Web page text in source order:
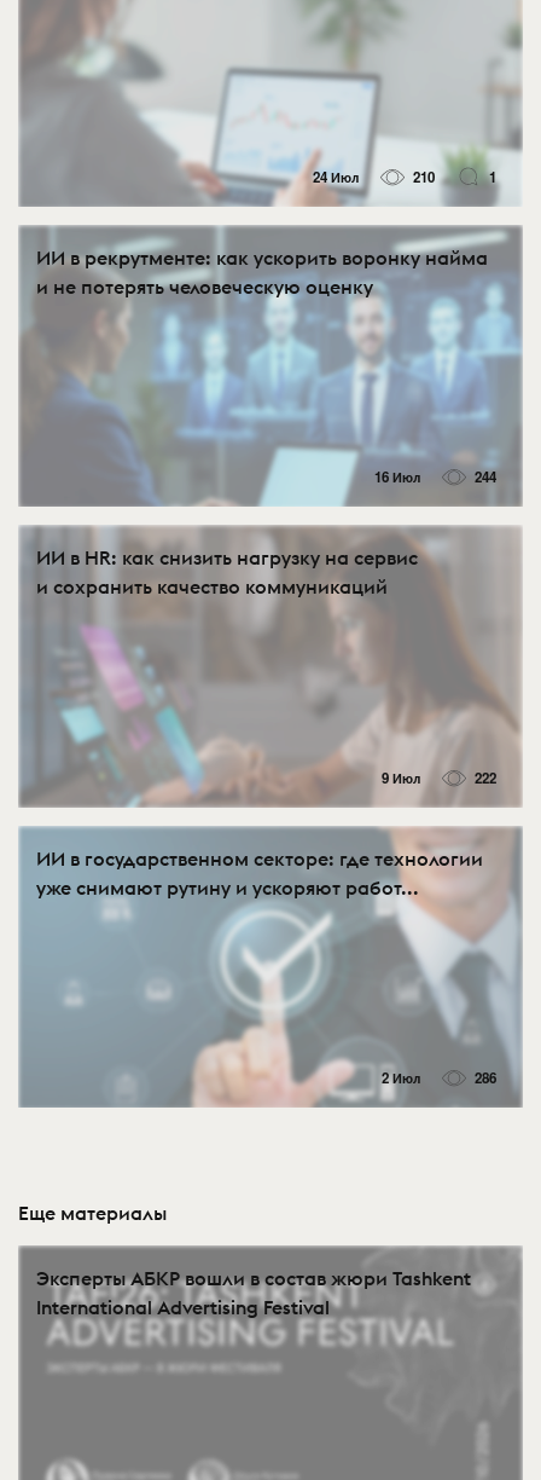
24 Июл 210 1
ИИ в рекрутменте: как ускорить воронку найма
и не потерять человеческую оценку
16 Июл 244
ИИ в HR: как снизить нагрузку на сервис
и сохранить качество коммуникаций
9 Июл 222
ИИ в государственном секторе: где технологии
уже снимают рутину и ускоряют работ...
2 Июл 286
Еще материалы
Эксперты АБКР вошли в состав жюри Tashkent
International Advertising Festival